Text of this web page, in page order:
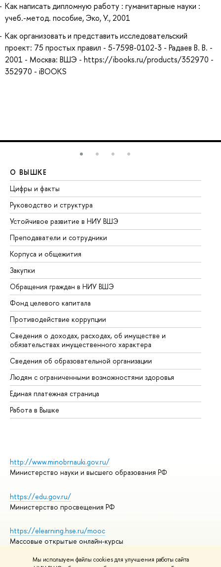
Мы используем файлы cookies для улучшения работы сайта
Как написать дипломную работу : гуманитарные науки :
учеб.-метод. пособие, Эко, У., 2001
Как организовать и представить исследовательский
проект: 75 простых правил - 5-7598-0102-3 - Радаев В. В. -
2001 - Москва: ВШЭ - https://ibooks.ru/products/352970 -
352970 - iBOOKS
О ВЫШКЕ
Цифры и факты
Руководство и структура
Устойчивое развитие в НИУ ВШЭ
Преподаватели и сотрудники
Корпуса и общежития
Закупки
Обращения граждан в НИУ ВШЭ
Фонд целевого капитала
Противодействие коррупции
Сведения о доходах, расходах, об имуществе и
обязательствах имущественного характера
Сведения об образовательной организации
Людям с ограниченными возможностями здоровья
Единая платежная страница
Работа в Вышке
http://www.minobrnauki.gov.ru/
Министерство науки и высшего образования РФ
https://edu.gov.ru/
Министерство просвещения РФ
https://elearning.hse.ru/mooc
Массовые открытые онлайн-курсы